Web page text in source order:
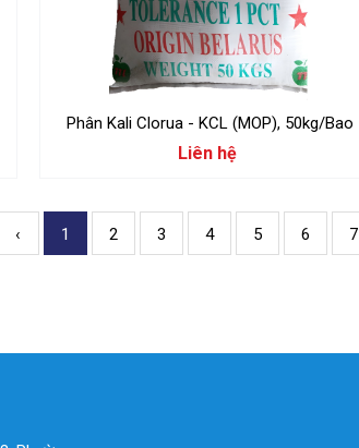
Phân Kali Clorua - KCL (MOP), 50kg/Bao
Liên hệ
‹ 1 2 3 4 5 6 7